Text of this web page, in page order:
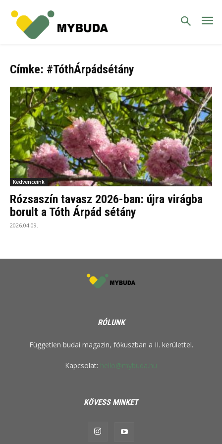
Címke: #TóthÁrpádsétány
Kedvenceink
Rózsaszín tavasz 2026-ban: újra virágba
borult a Tóth Árpád sétány
2026.04.09.
RÓLUNK
Független budai magazin, fókuszban a II. kerülettel.
Kapcsolat: hello@mybuda.hu
KÖVESS MINKET